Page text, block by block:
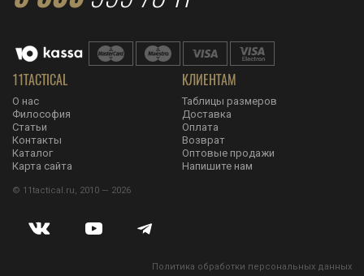
11TACTICAL
О нас
Философия
Статьи
Контакты
Каталог
Карта сайта
КЛИЕНТАМ
Таблицы размеров
Доставка
Оплата
Возврат
Оптовые продажи
Напишите нам
© 11tactical.ru, 2010 — 2026
Политика обработки персональных данных